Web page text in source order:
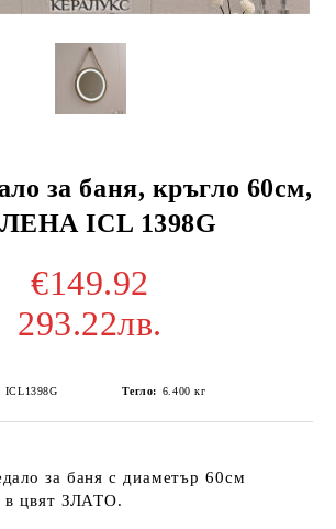
за баня, кръгло 60см,
ICL 1398G
€149.92
293.22лв.
ICL1398G Тегло: 6.400 кг
за баня с диаметър 60см
в цвят ЗЛАТО.